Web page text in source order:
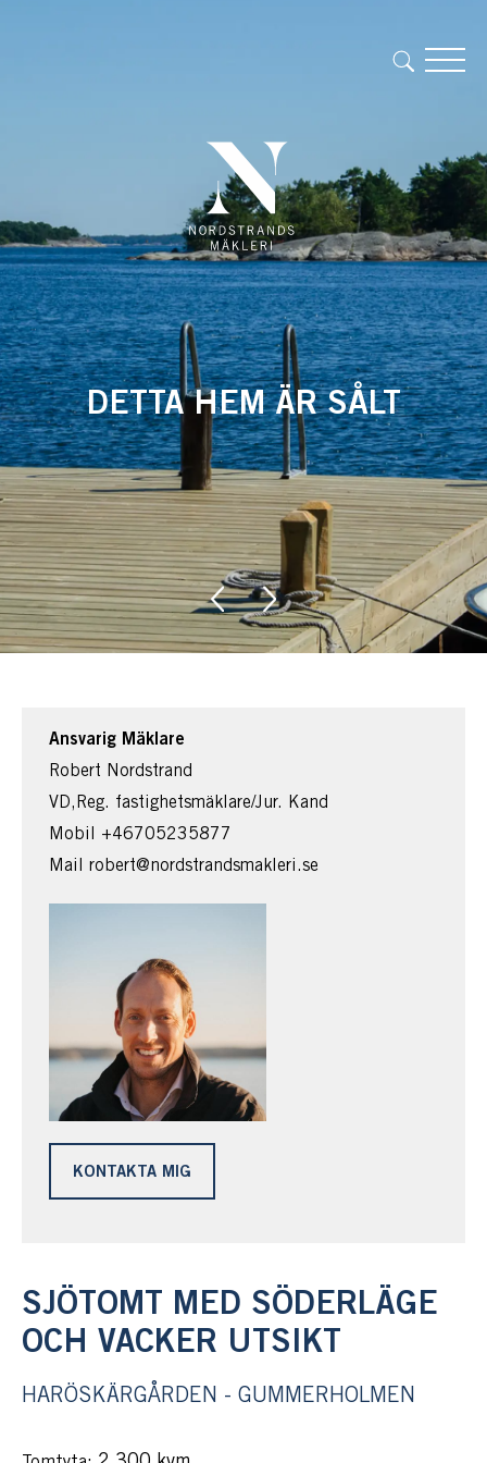
DETTA HEM ÄR SÅLT
SJÖTOMT MED SÖDERLÄGE
OCH VACKER UTSIKT
HARÖSKÄRGÅRDEN - GUMMERHOLMEN
KONTAKTA MIG
Ansvarig Mäklare
Robert Nordstrand
VD,Reg. fastighetsmäklare/Jur. Kand
Mobil +46705235877
Mail robert@nordstrandsmakleri.se